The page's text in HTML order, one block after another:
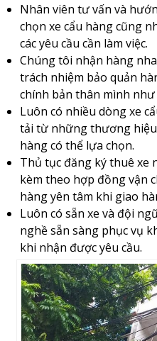
Nhân viên tư vấn và
chọn xe cẩu hàng cũng
các yêu cầu cần làm việc.
Chúng tôi nhận hàng
trách nhiệm bảo quản
chính bản thân mình như
Luôn có nhiều dòng xe
tải từ những thương
hàng có thể lựa chọn.
Thủ tục đăng ký thuê xe
kèm theo hợp đồng vận
hàng yên tâm khi giao
Luôn có sẵn xe và đội
nghề sẵn sàng phục vụ
khi nhận được yêu cầu.